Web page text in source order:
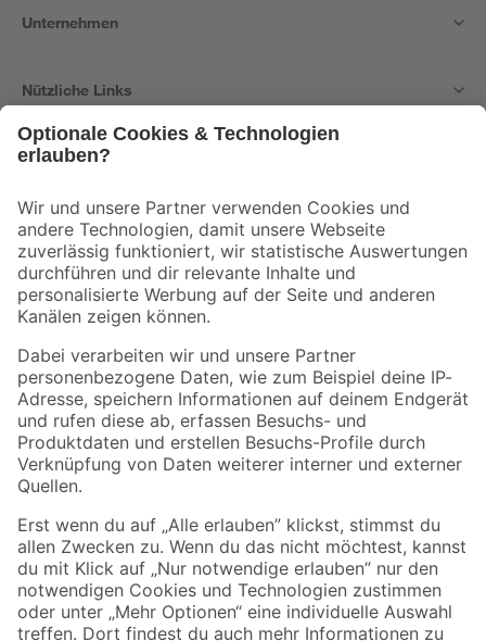
Unternehmen
Nützliche Links
Der toom Newsletter: Keine Angebote und Aktionen mehr verpassen!
Zur Newsletter Anmeldung
Folge uns
Zahlungsarten Versandarten
Sicher einkaufen
Jetzt die toom-App herunterladen